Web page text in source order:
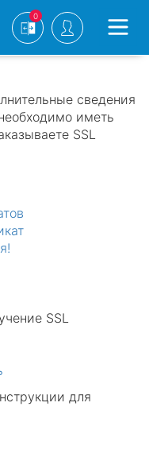
0
сведения
иметь
SSL
SSL
для